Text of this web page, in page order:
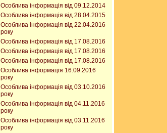
Особлива інформація від 09.12.2014
Особлива інформація від 28.04.2015
Особлива інформація від 22.04.2016
року
Особлива інформація від 17.08.2016
Особлива інформація від 17.08.2016
Особлива інформація від 17.08.2016
Особлива інформація 16.09.2016
року
Особлива інформація від 03.10.2016
року
Особлива інформація від 04.11.2016
року
Особлива інформація від 03.11.2016
року